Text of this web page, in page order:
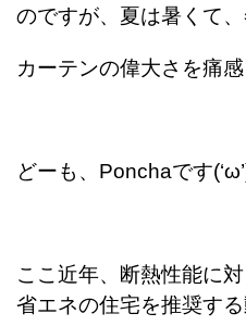
のですが、夏は暑くて、
カーテンの偉大さを痛感
どーも、Ponchaです
ここ近年、断熱性能に
省エネの住宅を推奨す